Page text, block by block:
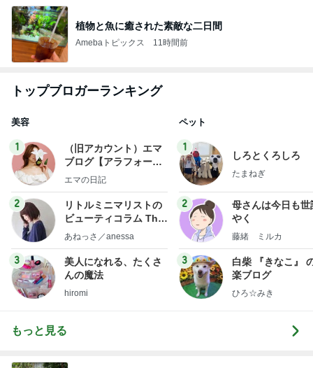
植物と魚に癒された素敵な二日間
Amebaトピックス 11時間前
トップブロガーランキング
美容
1
（旧アカウント）エマ
ブログ【アラフォー会
社売却セカンドライ
エマの日記
2
リトルミニマリストの
ビューティコラム The
little minimalist's bea
あねっさ／anessa
3
美人になれる、たくさ
んの魔法
hiromi
ペット
1
しろとくろしろ
たまねぎ
2
母さんは今日も世
やく
藤緒 ミルカ
3
白柴 『きなこ』
楽ブログ
ひろ☆みき
もっと見る